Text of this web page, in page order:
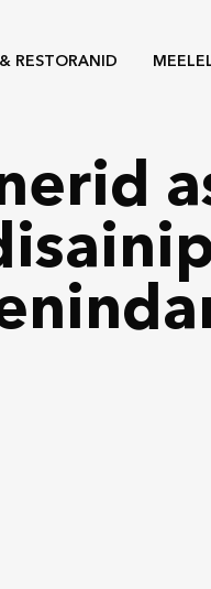
RESTORANID